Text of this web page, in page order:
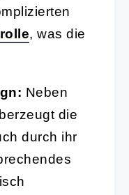
, was die
Neben
die
durch ihr